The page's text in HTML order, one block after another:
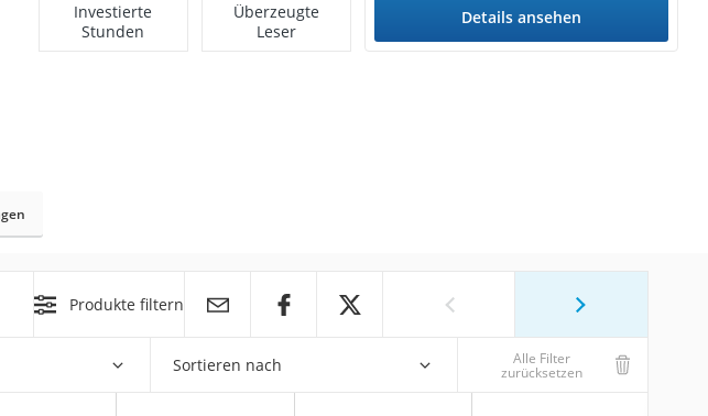
Investierte
Stunden
Überzeugte
Leser
Details ansehen
Produkte filtern
Sortieren nach Alle Filter
zurücksetzen